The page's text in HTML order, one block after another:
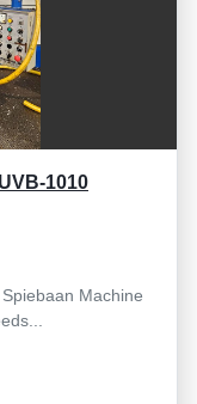
1010
Machine